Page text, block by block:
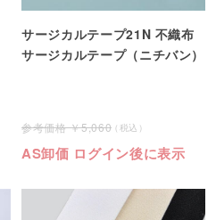
サージカルテープ21N 不織布
サージカルテープ（ニチバン）
5,060
AS卸価 ログイン後に表示